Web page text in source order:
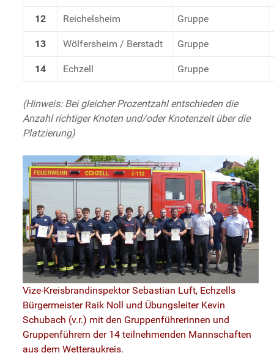
12 Reichelsheim Gruppe
13 Wölfersheim / Berstadt Gruppe
14 Echzell Gruppe
(Hinweis: Bei gleicher Prozentzahl entschieden die
Anzahl richtiger Knoten und/oder Knotenzeit über die
Platzierung)
Vize-Kreisbrandinspektor Sebastian Luft, Echzells
Bürgermeister Raik Noll und Übungsleiter Kevin
Schubach (v.r.) mit den Gruppenführerinnen und
Gruppenführern der 14 teilnehmenden Mannschaften
aus dem Wetteraukreis.